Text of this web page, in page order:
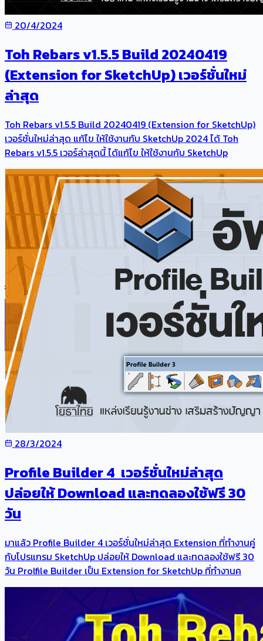
20/4/2024
Toh Rebars v1.5.5 Build 20240419
(Extension for SketchUp) เวอร์ชั่นใหม่
ล่าสุด
Toh Rebars v1.5.5 Build 20240419 (Extension for SketchUp)
เวอร์ชั่นใหม่ล่าสุด แก้ไข ให้ใช้งานกับ SketchUp 2024 ได้ Toh
Rebars v1.5.5​ เวอร์ล่าสุดนี้ ได้แก้ไข ให้ใช้งานกับ SketchUp
28/3/2024
Profile Builder 4 เวอร์ชั่นใหม่ล่าสุด
ปล่อยให้ Download และทดลองใช้ฟรี 30
วัน
มาแล้ว Profile Builder 4 เวอร์ชั่นใหม่ล่าสุด Extension ที่ทำงานคู่
กับโปรแกรม SketchUp ปล่อยให้ Download และทดลองใช้ฟรี 30
วัน Prolfile Builder เป็น Extension for SketchUp ที่ทำงานค